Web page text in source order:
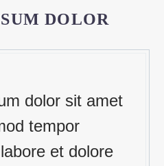
DOLOR
dolor sit amet
tempor
et dolore